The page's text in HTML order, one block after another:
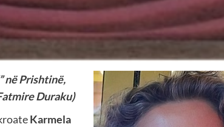
në Prishtinë,
Duraku)
Karmela